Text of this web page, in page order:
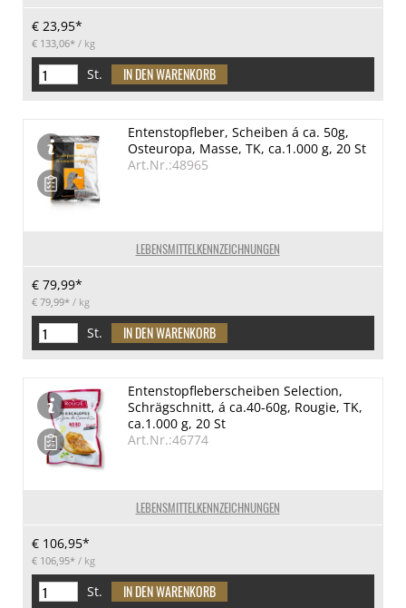
€ 23,95*
€ 133,06* / kg
St.
LEBENSMITTELKENNZEICHNUNGEN
Entenstopfleber, Scheiben á ca. 50g,
Osteuropa, Masse, TK, ca.1.000 g, 20 St
Art.Nr.:48965
€ 79,99*
€ 79,99* / kg
St.
LEBENSMITTELKENNZEICHNUNGEN
Entenstopfleberscheiben Selection,
Schrägschnitt, á ca.40-60g, Rougie, TK,
ca.1.000 g, 20 St
Art.Nr.:46774
€ 106,95*
€ 106,95* / kg
St.